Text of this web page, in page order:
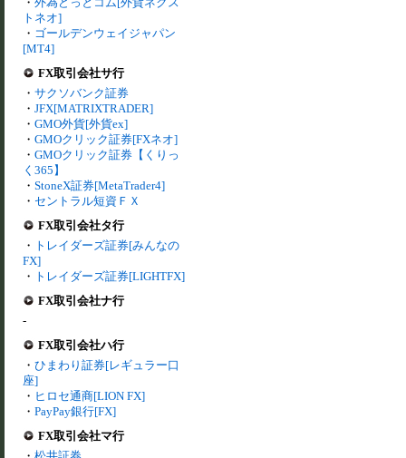
トネオ]
・ ゴールデンウェイジャパン
[MT4]
FX取引会社サ行
・ サクソバンク証券
・ JFX[MATRIXTRADER]
・ GMO外貨[外貨ex]
・ GMOクリック証券[FXネオ]
・ GMOクリック証券【くりっ
く365】
・ StoneX証券[MetaTrader4]
・ セントラル短資ＦＸ
FX取引会社タ行
・ トレイダーズ証券[みんなの
FX]
・ トレイダーズ証券[LIGHTFX]
FX取引会社ナ行
-
FX取引会社ハ行
・ ひまわり証券[レギュラー口
座]
・ ヒロセ通商[LION FX]
・ PayPay銀行[FX]
FX取引会社マ行